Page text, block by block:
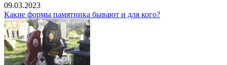
09.03.2023
Какие формы памятника бывают и для кого?